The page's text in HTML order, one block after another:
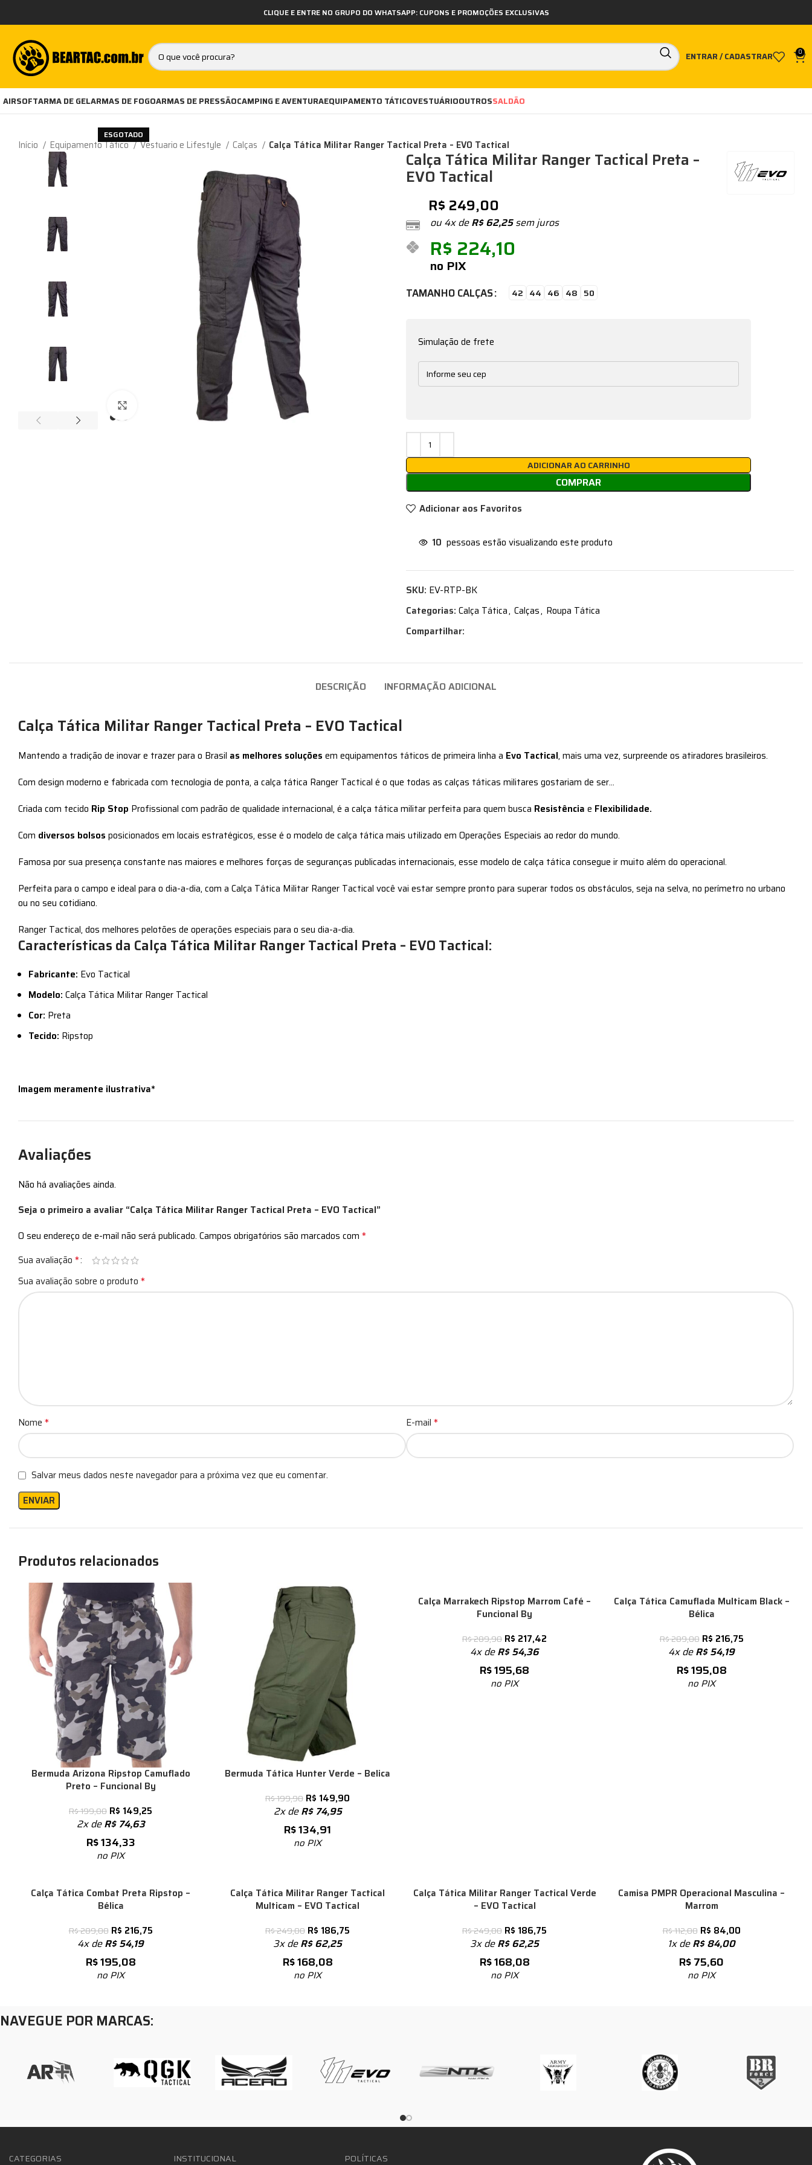
CLIQUE E ENTRE NO GRUPO DO WHATSAPP: CUPONS E PROMOÇÕES EXCLUSIVAS
ENTRAR / CADASTRAR 0
AIRSOFTARMA DE GELARMAS DE FOGOARMAS DE PRESSÃOCAMPING E AVENTURAEQUIPAMENTO TÁTICOVESTUÁRIOOUTROSSALDÃO
Início Equipamento Tático Vestuario e Lifestyle Calças Calça Tática Militar Ranger Tactical Preta – EVO Tactical
ESGOTADO
Calça Tática Militar Ranger Tactical Preta –
EVO Tactical
R$ 249,00
ou 4x deR$62,25sem juros
R$ 224,10
no PIX
TAMANHO CALÇAS 42 44 46 48 50
Simulação de frete
ADICIONAR AO CARRINHO
COMPRAR
Adicionar aos Favoritos
10 pessoas estão visualizando este produto
SKU: EV-RTP-BK
Categorias: Calça Tática, Calças, Roupa Tática
Compartilhar:
DESCRIÇÃO INFORMAÇÃO ADICIONAL
Calça Tática Militar Ranger Tactical Preta – EVO Tactical
Mantendo a tradição de inovar e trazer para o Brasil as melhores soluções em equipamentos táticos de primeira linha a Evo Tactical, mais uma vez, surpreende os atiradores brasileiros.
Com design moderno e fabricada com tecnologia de ponta, a calça tática Ranger Tactical é o que todas as calças táticas militares gostariam de ser…
Criada com tecido Rip Stop Profissional com padrão de qualidade internacional, é a calça tática militar perfeita para quem busca Resistência e Flexibilidade.
Com diversos bolsos posicionados em locais estratégicos, esse é o modelo de calça tática mais utilizado em Operações Especiais ao redor do mundo.
Famosa por sua presença constante nas maiores e melhores forças de seguranças publicadas internacionais, esse modelo de calça tática consegue ir muito além do operacional.
Perfeita para o campo e ideal para o dia-a-dia, com a Calça Tática Militar Ranger Tactical você vai estar sempre pronto para superar todos os obstáculos, seja na selva, no perímetro no urbano
ou no seu cotidiano.
Ranger Tactical, dos melhores pelotões de operações especiais para o seu dia-a-dia.
Características da Calça Tática Militar Ranger Tactical Preta – EVO Tactical:
Fabricante: Evo Tactical
Modelo: Calça Tática Militar Ranger Tactical
Cor: Preta
Tecido: Ripstop
Imagem meramente ilustrativa*
Avaliações
Não há avaliações ainda.
Seja o primeiro a avaliar “Calça Tática Militar Ranger Tactical Preta – EVO Tactical”
O seu endereço de e-mail não será publicado. Campos obrigatórios são marcados com *
Sua avaliação *
Sua avaliação sobre o produto *
Nome * E-mail *
Salvar meus dados neste navegador para a próxima vez que eu comentar.
Produtos relacionados
Bermuda Arizona Ripstop Camuflado
Preto – Funcional By
R$199,00 R$ 149,25
2x deR$74,63
R$134,33
no PIX
Bermuda Tática Hunter Verde – Belica
R$199,90 R$ 149,90
2x deR$74,95
R$134,91
no PIX
-25%
Calça Marrakech Ripstop Marrom Café –
Funcional By
R$289,90 R$ 217,42
4x deR$54,36
R$195,68
no PIX
Calça Tática Camuflada Multicam Black –
Bélica
R$289,00 R$ 216,75
4x deR$54,19
R$195,08
no PIX
Calça Tática Combat Preta Ripstop –
Bélica
R$289,00 R$ 216,75
4x deR$54,19
R$195,08
no PIX
Calça Tática Militar Ranger Tactical
Multicam – EVO Tactical
R$249,00 R$ 186,75
3x deR$62,25
R$168,08
no PIX
Calça Tática Militar Ranger Tactical Verde
– EVO Tactical
R$249,00 R$ 186,75
3x deR$62,25
R$168,08
no PIX
Camisa PMPR Operacional Masculina –
Marrom
R$112,00 R$ 84,00
1x deR$84,00
R$75,60
no PIX
NAVEGUE POR MARCAS:
CATEGORIAS INSTITUCIONAL POLÍTICAS